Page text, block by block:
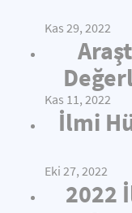
Kas 29, 2022
Kas 11, 2022
İlmi
Eki 27, 2022
2022